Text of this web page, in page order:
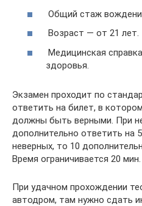
Общий стаж
Возраст — от 21 лет.
Медицинская
здоровья.
Экзамен проходит по
ответить на билет, в
должны быть верными. При
дополнительно ответить на
неверных, то 10
Время ограничивается 20
При удачном прохождении
автодром, там нужно сдать